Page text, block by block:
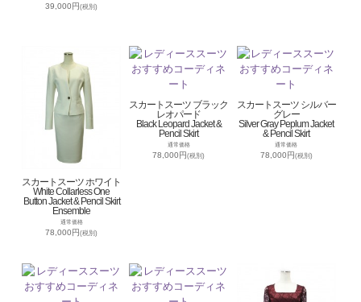
39,000円(税別)
スカートスーツ ホワイト
White Collarless One
Button Jacket & Pencil Skirt
Ensemble
通常価格
78,000円(税別)
スカートスーツ ブラック
レオパード
Black Leopard Jacket &
Pencil Skirt
通常価格
78,000円(税別)
スカートスーツ シルバー
グレー
Silver Gray Peplum Jacket
& Pencil Skirt
通常価格
78,000円(税別)